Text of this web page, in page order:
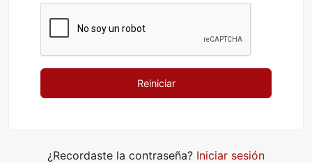
Reiniciar
¿Recordaste la contraseña? Iniciar sesión